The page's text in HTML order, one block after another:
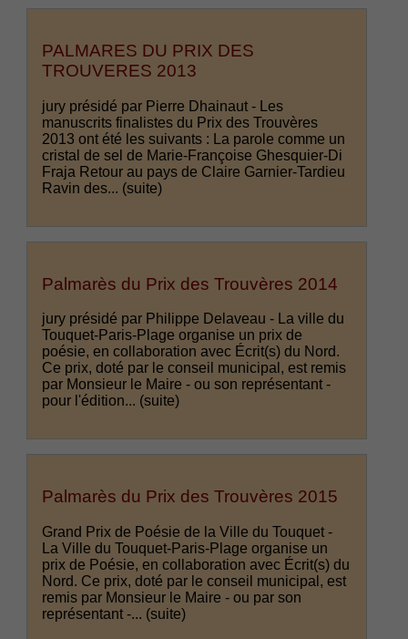
PALMARES DU PRIX DES
TROUVERES 2013
jury présidé par Pierre Dhainaut - Les
manuscrits finalistes du Prix des Trouvères
2013 ont été les suivants : La parole comme un
cristal de sel de Marie-Françoise Ghesquier-Di
Fraja Retour au pays de Claire Garnier-Tardieu
Ravin des... (suite)
Palmarès du Prix des Trouvères 2014
jury présidé par Philippe Delaveau - La ville du
Touquet-Paris-Plage organise un prix de
poésie, en collaboration avec Écrit(s) du Nord.
Ce prix, doté par le conseil municipal, est remis
par Monsieur le Maire - ou son représentant -
pour l'édition... (suite)
Palmarès du Prix des Trouvères 2015
Grand Prix de Poésie de la Ville du Touquet -
La Ville du Touquet-Paris-Plage organise un
prix de Poésie, en collaboration avec Écrit(s) du
Nord. Ce prix, doté par le conseil municipal, est
remis par Monsieur le Maire - ou par son
représentant -... (suite)